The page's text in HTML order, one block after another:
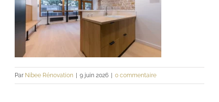
Professionnels
A propos
Contact
Par Nibee Rénovation | 9 juin 2026 | 0 commentaire